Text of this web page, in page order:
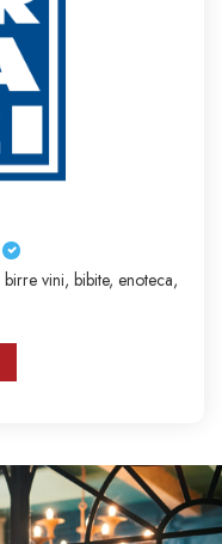
birre vini, bibite, enoteca,